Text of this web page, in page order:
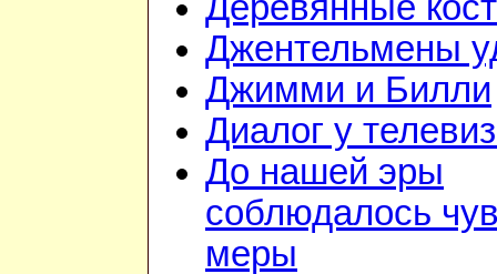
Деревянные
Джентельмены
Джимми и Билли
Диалог у
До нашей эры
соблюдалось
меры